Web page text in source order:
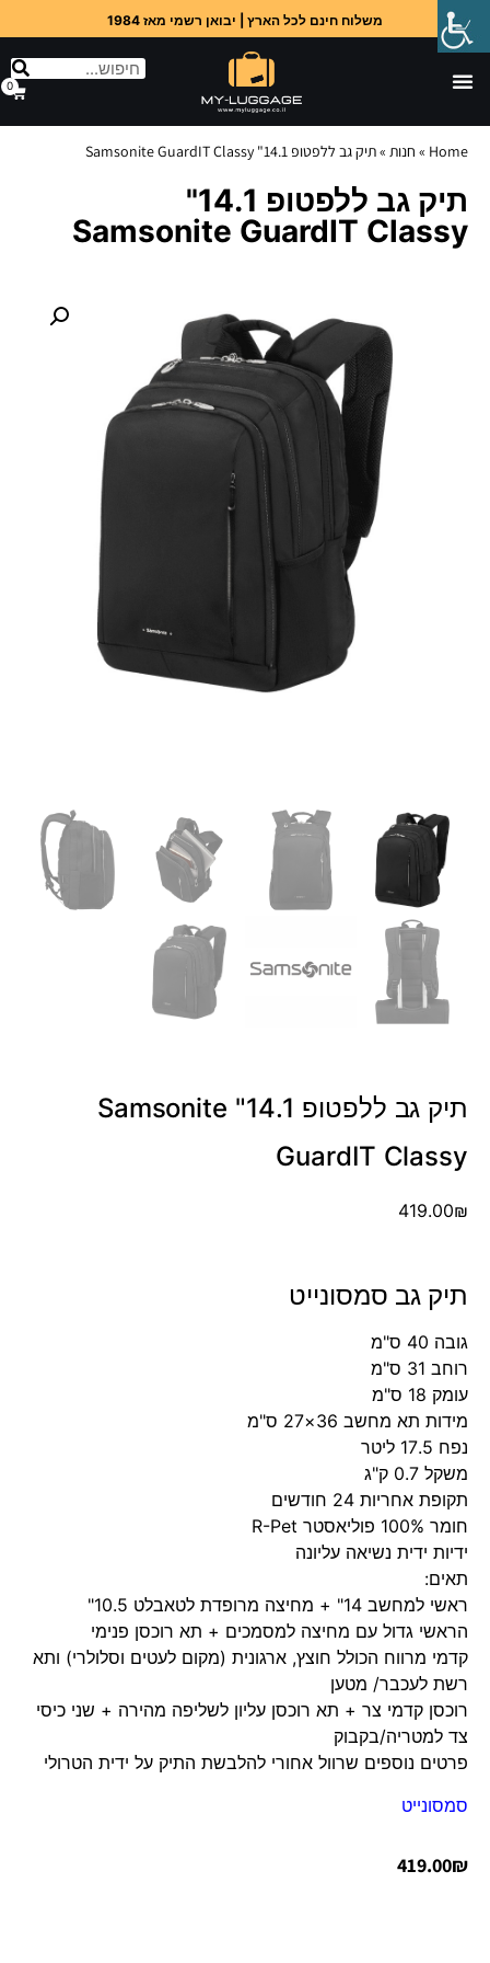
משלוח חינם לכל הארץ | יבואן רשמי מאז 1984
0
Home
» חנות »תיק גב ללפטופ 14.1" Samsonite GuardIT Classy
תיק גב ללפטופ 14.1"
Samsonite GuardIT Classy
תיק גב ללפטופ 14.1" Samsonite
GuardIT Classy
419.00₪
תיק גב סמסונייט
גובה 40 ס"מ
רוחב 31 ס"מ
עומק 18 ס"מ
מידות תא מחשב 36×27 ס"מ
נפח 17.5 ליטר
משקל 0.7 ק"ג
תקופת אחריות 24 חודשים
חומר 100% פוליאסטר R-Pet
ידיות ידית נשיאה עליונה
תאים:
ראשי למחשב 14" + מחיצה מרופדת לטאבלט 10.5"
הראשי גדול עם מחיצה למסמכים + תא רוכסן פנימי
קדמי מרווח הכולל חוצץ, ארגונית (מקום לעטים וסלולרי) ותא
רשת לעכבר/ מטען
רוכסן קדמי צר + תא רוכסן עליון לשליפה מהירה + שני כיסי
צד למטריה/בקבוק
פרטים נוספים שרוול אחורי להלבשת התיק על ידית הטרולי
סמסונייט
419.00₪